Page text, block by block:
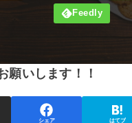
願いします！！
シェア はてブ